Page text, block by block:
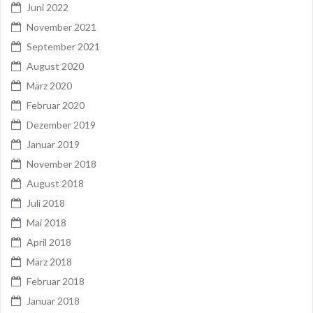
Juni 2022
November 2021
September 2021
August 2020
März 2020
Februar 2020
Dezember 2019
Januar 2019
November 2018
August 2018
Juli 2018
Mai 2018
April 2018
März 2018
Februar 2018
Januar 2018